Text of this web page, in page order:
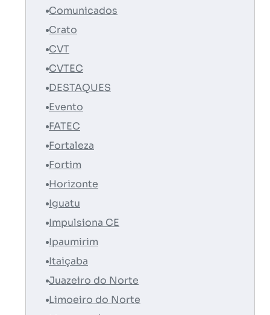
Comunicados
Crato
CVT
CVTEC
DESTAQUES
Evento
FATEC
Fortaleza
Fortim
Horizonte
Iguatu
Impulsiona CE
Ipaumirim
Itaiçaba
Juazeiro do Norte
Limoeiro do Norte